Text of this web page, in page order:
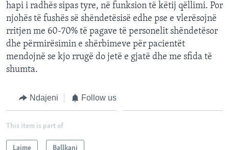
hapi i radhës sipas tyre, në funksion të këtij qëllimi. Por
njohës të fushës së shëndetësisë edhe pse e vlerësojnë
rritjen me 60-70% të pagave të personelit shëndetësor
dhe përmirësimin e shërbimeve për pacientët
mendojnë se kjo rrugë do jetë e gjatë dhe me sfida të
shumta.
Ndajeni Follow us
This item is part of
Lajme Ballkani